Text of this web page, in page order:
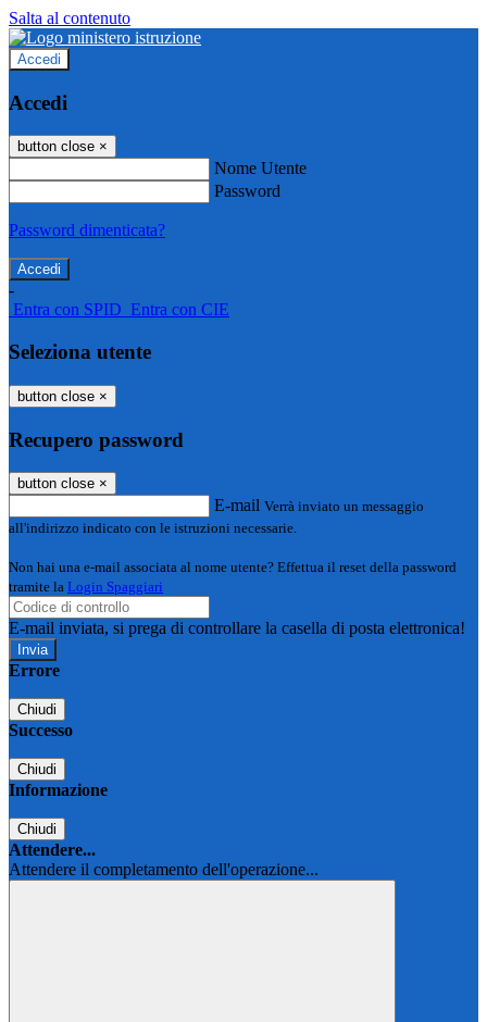
Salta al contenuto
Accedi
Accedi
button close ×
Nome Utente
Password
Password dimenticata?
-
Entra con SPID Entra con CIE
Seleziona utente
button close ×
Recupero password
button close ×
E-mail Verrà inviato un messaggio
all'indirizzo indicato con le istruzioni necessarie.
Non hai una e-mail associata al nome utente? Effettua il reset della password
tramite la Login Spaggiari
E-mail inviata, si prega di controllare la casella di posta elettronica!
Errore
Chiudi
Successo
Chiudi
Informazione
Chiudi
Attendere...
Attendere il completamento dell'operazione...